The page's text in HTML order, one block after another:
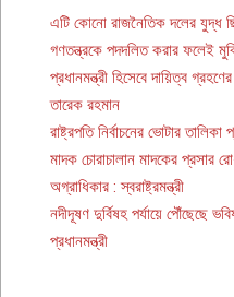
এটি কোনো রাজনৈতিক দলের যুদ্ধ
গণতন্ত্রকে পদদলিত করার ফলেই
প্রধানমন্ত্রী হিসেবে দায়িত্ব
তারেক রহমান
রাষ্ট্রপতি নির্বাচনের ভোটার
মাদক চোরাচালান মাদকের প্রসার
অগ্রাধিকার : স্বরাষ্ট্রমন্ত্রী
নদীদূষণ দুর্বিষহ পর্যায়ে পৌঁছেছে
প্রধানমন্ত্রী